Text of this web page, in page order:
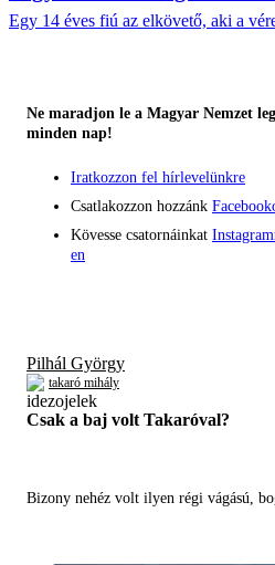
Egy 14 éves fiú az elkövető, aki a
Ne maradjon le a Magyar Nemzet
minden nap!
Iratkozzon fel hírlevelünkre
Csatlakozzon hozzánk
Kövesse csatornáinkat
en
Pilhál György
takaró mihály
Csak a baj volt Takaróval?
Bizony nehéz volt ilyen régi vágású,